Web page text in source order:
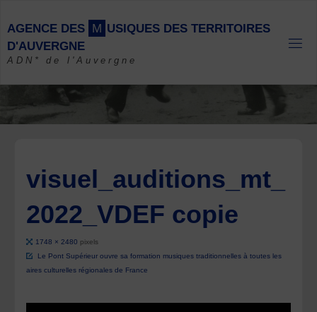
content
AGENCE DES M USIQUES DES TERRITOIRES
D'AUVERGNE
ADN* de l'Auvergne
visuel_auditions_mt_
2022_VDEF copie
Full
size
1748 × 2480 pixels
Le Pont Supérieur ouvre sa formation musiques traditionnelles à toutes les
aires culturelles régionales de France